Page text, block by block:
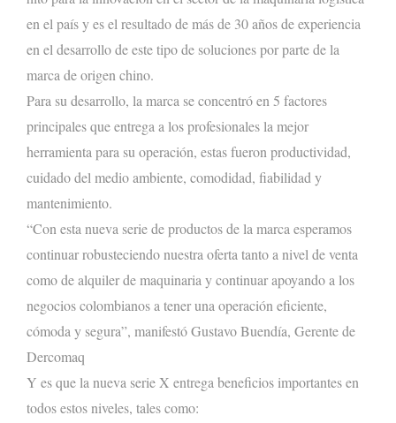
en el país y es el resultado de más de 30añosde experiencia
en el desarrollo de este tipo de soluciones por parte de la
marca de origen chino.
Para su desarrollo, la marca seconcentróen 5 factores
principalesqueentrega a los profesionales la mejor
herramienta para su operación, estasfueron productividad,
cuidado del medio ambiente, comodidad, fiabilidad y
mantenimiento.
“Con esta nueva serie de productos de la marca esperamos
continuar robusteciendo nuestra oferta tanto a nivel de venta
como de alquiler de maquinaria y continuar apoyando a los
negocios colombianos a tener una operación eficiente,
cómoda y segura”, manifestó Gustavo Buendía, Gerente de
Dercomaq
Y es que la nueva serie X entrega beneficios importantes en
todos estos niveles, tales como: